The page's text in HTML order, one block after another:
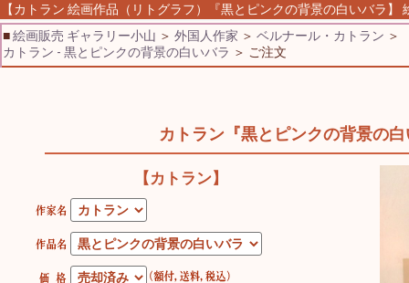
【カトラン 絵画作品（リトグラフ）『黒とピンクの背景の白いバラ】
■絵画販売 ギャラリー小山 ＞ 外国人作家 ＞ ベルナール・カトラン ＞
カトラン - 黒とピンクの背景の白いバラ ＞ ご注文
カトラン『黒とピンクの背景の
【カトラン】